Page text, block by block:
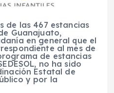
de las 467 estancias
Guanajuato,
en general que el
al mes de
de estancias
no ha sido
Estatal de
y por la